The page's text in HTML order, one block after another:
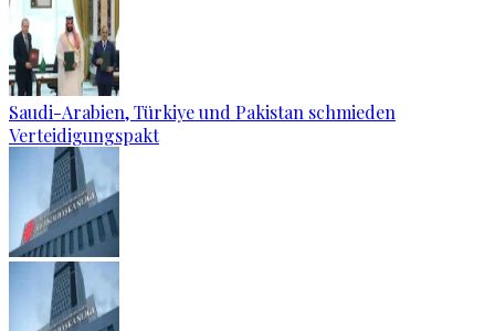
Saudi-Arabien, Türkiye und Pakistan schmieden
Verteidigungspakt